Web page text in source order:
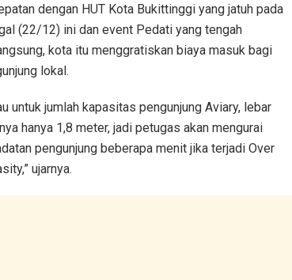
dengan HUT Kota Bukittinggi yang jatuh pada
(22/12) ini dan event Pedati yang tengah
kota itu menggratiskan biaya masuk bagi
lokal.
untuk jumlah kapasitas pengunjung Aviary, lebar
hanya 1,8 meter, jadi petugas akan mengurai
pengunjung beberapa menit jika terjadi Over
ujarnya.